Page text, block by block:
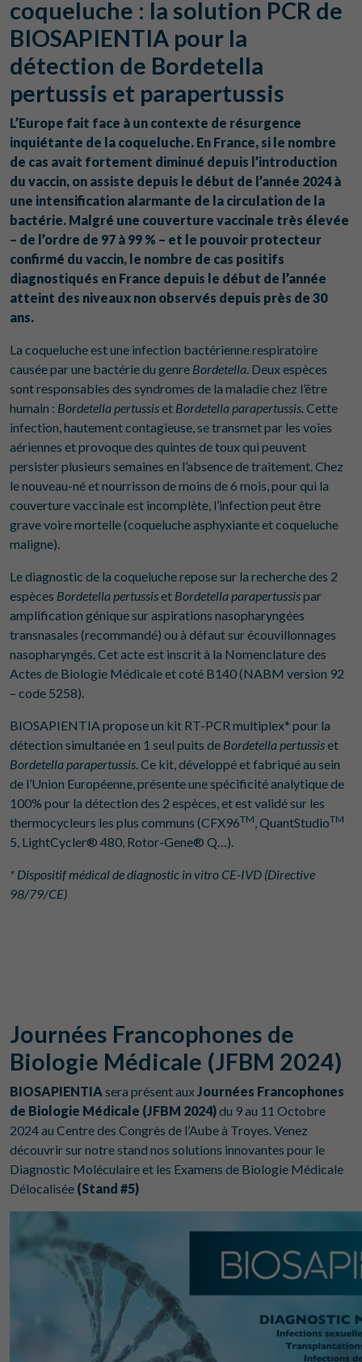
coqueluche : la solution PCR de
BIOSAPIENTIA pour la
détection de Bordetella
pertussis et parapertussis
L’Europe fait face à un contexte de résurgence
inquiétante de la coqueluche. En France, si le nombre
de cas avait fortement diminué depuis l’introduction
du vaccin, on assiste depuis le début de l’année 2024 à
une intensification alarmante de la circulation de la
bactérie. Malgré une couverture vaccinale très élevée
– de l’ordre de 97 à 99 % – et le pouvoir protecteur
confirmé du vaccin, le nombre de cas positifs
diagnostiqués en France depuis le début de l’année
atteint des niveaux non observés depuis près de 30
ans.
La coqueluche est une infection bactérienne respiratoire
causée par une bactérie du genre Bordetella. Deux espèces
sont responsables des syndromes de la maladie chez l’être
humain : Bordetella pertussiset Bordetella parapertussis. Cette
infection, hautement contagieuse, se transmet par les voies
aériennes et provoque des quintes de toux qui peuvent
persister plusieurs semaines en l’absence de traitement. Chez
le nouveau-né et nourrisson de moins de 6 mois, pour qui la
couverture vaccinale est incomplète, l’infection peut être
grave voire mortelle (coqueluche asphyxiante et coqueluche
maligne).
Le diagnostic de la coqueluche repose sur la recherche des 2
espèces Bordetellapertussiset Bordetella parapertussispar
amplification génique sur aspirations nasopharyngées
transnasales (recommandé) ou à défaut sur écouvillonnages
nasopharyngés. Cet acte est inscrit à la Nomenclature des
Actes de Biologie Médicale et coté B140 (NABM version 92
– code 5258).
BIOSAPIENTIA propose un kit RT-PCR multiplex* pour la
détection simultanée en 1 seul puits de Bordetellapertussiset
Bordetella parapertussis. Ce kit, développé et fabriqué au sein
de l’Union Européenne, présente une spécificité analytique de
100% pour la détection des 2 espèces, et est validé sur les
thermocycleurs les plus communs (CFX96TM, QuantStudioTM
5, LightCycler® 480, Rotor-Gene® Q…).
* Dispositif médical de diagnostic in vitro CE-IVD (Directive
98/79/CE)
Journées Francophones de
Biologie Médicale (JFBM 2024)
BIOSAPIENTIAsera présent auxJournées Francophones
de Biologie Médicale (JFBM 2024)du 9 au 11 Octobre
2024 au Centre des Congrès de l’Aube à Troyes. Venez
découvrir sur notre stand nos solutions innovantes pour le
Diagnostic Moléculaire et les Examens de Biologie Médicale
Délocalisée (Stand #5)